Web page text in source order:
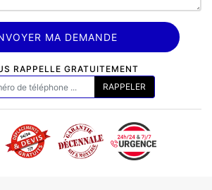
RAPPELLE GRATUITEMENT